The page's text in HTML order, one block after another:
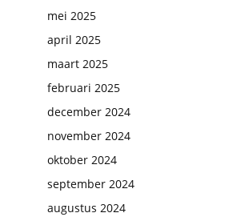
mei 2025
april 2025
maart 2025
februari 2025
december 2024
november 2024
oktober 2024
september 2024
augustus 2024